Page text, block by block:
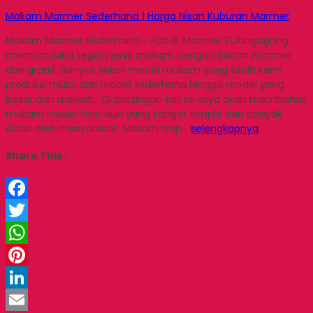
Makam Marmer Sederhana | Harga Nisan Kuburan Marmer
Makam Marmer Sederhana – Pabrik Marmer Tulungagung
memproduksi segala jenis makam dengan bahan marmer
dan granit. Banyak sekali model makam yang telah kami
produksi mulai dari model sederhana hingga model yang
besar dan mewah. Di postingan kali ini saya akan membahas
makam model trap dua yang sangat simple dan banyak
dicari oleh masyarakat. Makam trap… selengkapnya
Share This :
Facebook
Twitter
WhatsApp
Pinterest
LinkedIn